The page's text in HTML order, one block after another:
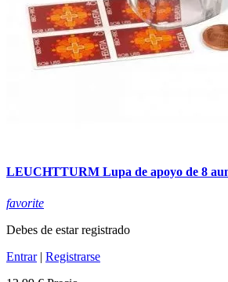
LEUCHTTURM Lupa de apoyo de 8
favorite
Debes de estar registrado
Entrar| Registrarse